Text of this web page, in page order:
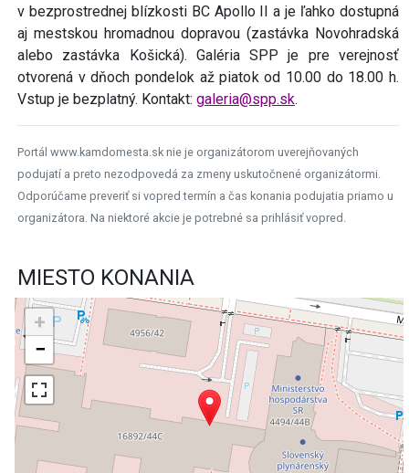
v bezprostrednej blízkosti BC Apollo II a je ľahko dostupná
aj mestskou hromadnou dopravou (zastávka Novohradská
alebo zastávka Košická). Galéria SPP je pre verejnosť
otvorená v dňoch pondelok až piatok od 10.00 do 18.00 h.
Vstup je bezplatný. Kontakt: galeria@spp.sk.
Portál www.kamdomesta.sk nie je organizátorom uverejňovaných
podujatí a preto nezodpovedá za zmeny uskutočnené organizátormi.
Odporúčame preveriť si vopred termín a čas konania podujatia priamo u
organizátora. Na niektoré akcie je potrebné sa prihlásiť vopred.
MIESTO KONANIA
+
−